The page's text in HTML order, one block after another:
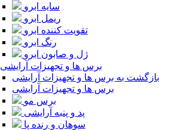
سایه ابرو
ریمل ابرو
تقویت کننده ابرو
رنگ ابرو
ژل و صابون ابرو
برس ها و تجهیزات آرایشی
بازگشت به برس ها و تجهیزات آرایشی
برس ها و تجهیزات آرایشی
برس مو
پد و پنبه آرایشی
سوهان و رنده پا